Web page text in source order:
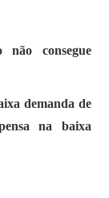
não consegue
demanda de
na baixa